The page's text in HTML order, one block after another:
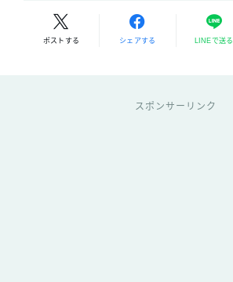
ポストする シェアする LINEで送る
スポンサーリンク